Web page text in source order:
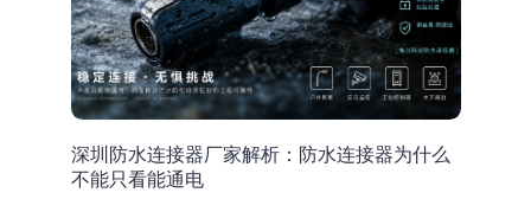
深圳防水连接器厂家解析：防水连接器为什么
不能只看能通电